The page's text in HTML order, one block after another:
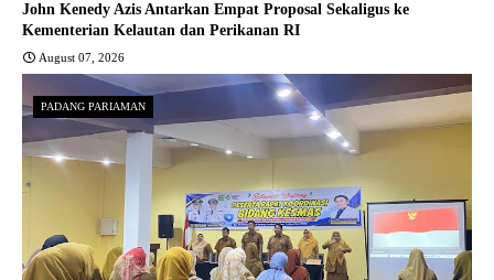
John Kenedy Azis Antarkan Empat Proposal Sekaligus ke
Kementerian Kelautan dan Perikanan RI
August 07, 2026
PADANG PARIAMAN